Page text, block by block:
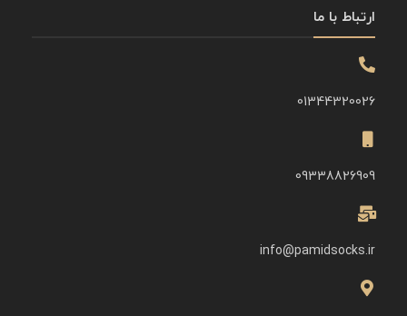
ارتباط با ما
01344320026
09338826909
info@pamidsocks.ir